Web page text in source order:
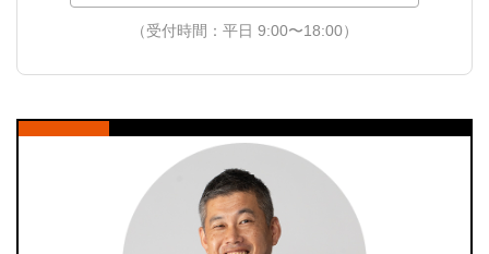
（受付時間：平日 9:00〜18:00）